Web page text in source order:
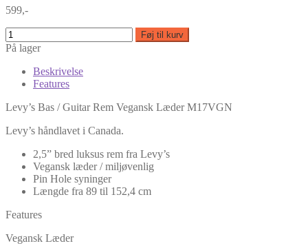
599,-
Føj til kurv
På lager
Beskrivelse
Features
Levy’s Bas / Guitar Rem Vegansk Læder M17VGN
Levy’s håndlavet i Canada.
2,5” bred luksus rem fra Levy’s
Vegansk læder / miljøvenlig
Pin Hole syninger
Længde fra 89 til 152,4 cm
Features
Vegansk Læder